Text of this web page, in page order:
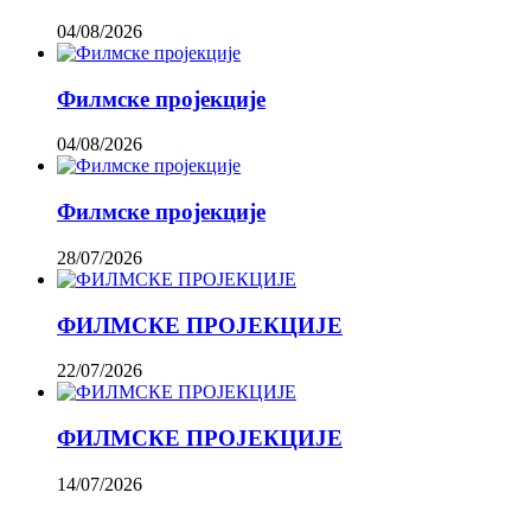
04/08/2026
Филмске пројекције
04/08/2026
Филмске пројекције
28/07/2026
ФИЛМСКЕ ПРОЈЕКЦИЈЕ
22/07/2026
ФИЛМСКЕ ПРОЈЕКЦИЈЕ
14/07/2026